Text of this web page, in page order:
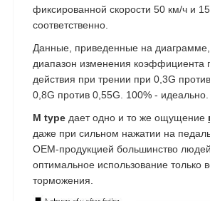
фиксированной скорости 50 км/ч и
соответственно.
Данные, приведенные на
диапазон изменения коэффициента
действия при трении при 0,3G
0,8G против 0,55G. 100% - идеально.
M type дает одно и то же ощущение
даже при сильном нажатии на
OEM-продукцией большинство
оптимальное использование только
торможения.